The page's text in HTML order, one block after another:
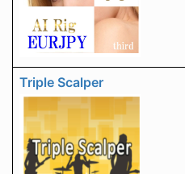
Triple Scalper